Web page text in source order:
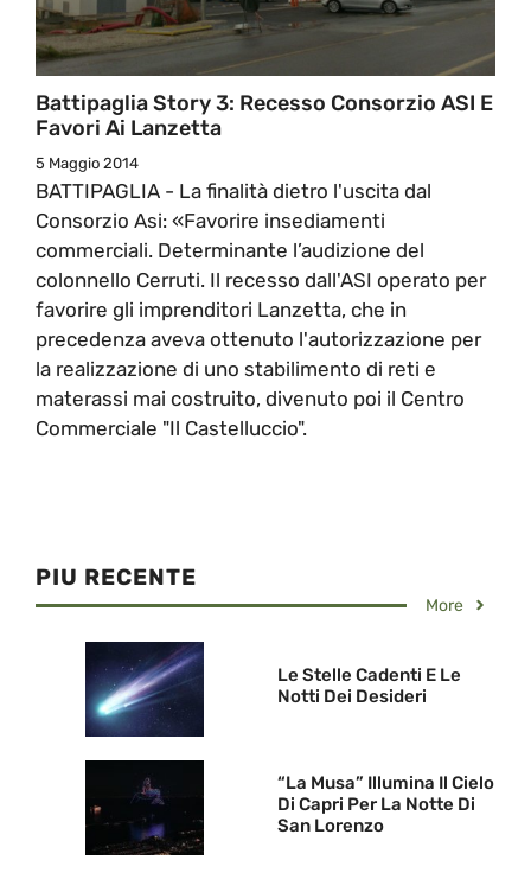
Battipaglia Story 3: Recesso Consorzio ASI E
Favori Ai Lanzetta
5 Maggio 2014
BATTIPAGLIA - La finalità dietro l'uscita dal
Consorzio Asi: «Favorire insediamenti
commerciali. Determinante l’audizione del
colonnello Cerruti. Il recesso dall'ASI operato per
favorire gli imprenditori Lanzetta, che in
precedenza aveva ottenuto l'autorizzazione per
la realizzazione di uno stabilimento di reti e
materassi mai costruito, divenuto poi il Centro
Commerciale "Il Castelluccio".
PIU RECENTE
More
Le Stelle Cadenti E Le
Notti Dei Desideri
“La Musa” Illumina Il Cielo
Di Capri Per La Notte Di
San Lorenzo